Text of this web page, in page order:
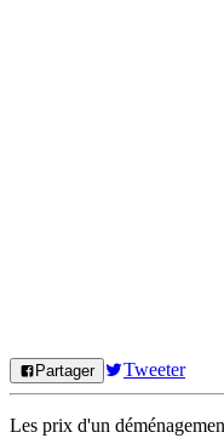
Partager Tweeter
Les prix d'un